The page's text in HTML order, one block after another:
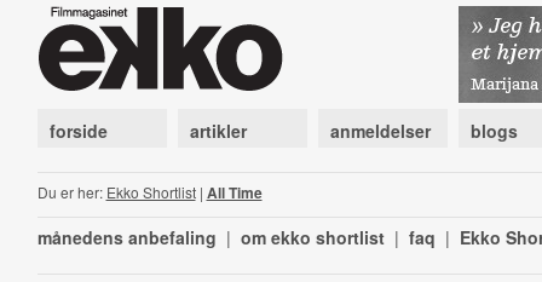
forside artikler anmeldelser blogs
Du er her: Ekko Shortlist| All Time
månedens anbefaling | om ekko shortlist | faq | Ekko